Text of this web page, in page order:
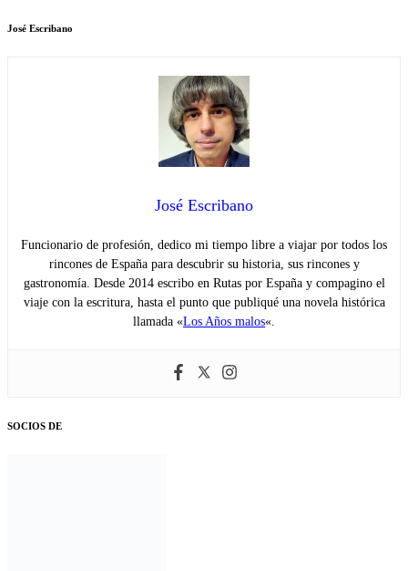
José Escribano
José Escribano
Funcionario de profesión, dedico mi tiempo libre a viajar por todos los
rincones de España para descubrir su historia, sus rincones y
gastronomía. Desde 2014 escribo en Rutas por España y compagino el
viaje con la escritura, hasta el punto que publiqué una novela histórica
llamada «Los Años malos«.
SOCIOS DE